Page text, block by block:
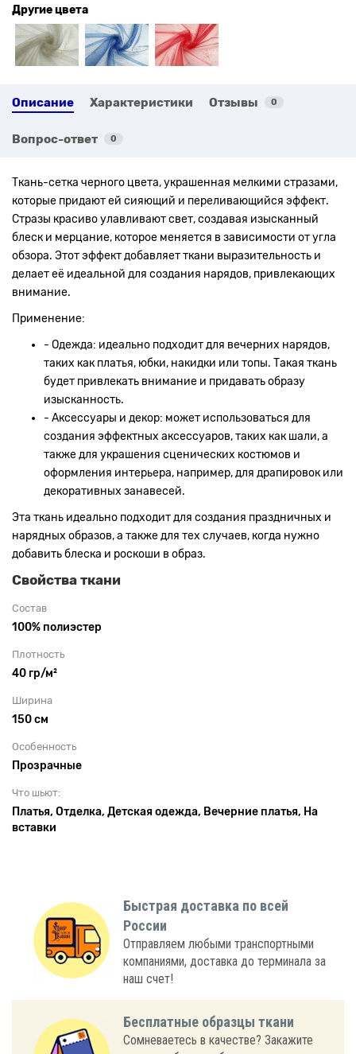
Другие цвета
Описание Характеристики Отзывы 0
Вопрос-ответ 0
Ткань-сетка черного цвета, украшенная мелкими стразами,
которые придают ей сияющий и переливающийся эффект.
Стразы красиво улавливают свет, создавая изысканный
блеск и мерцание, которое меняется в зависимости от угла
обзора. Этот эффект добавляет ткани выразительность и
делает её идеальной для создания нарядов, привлекающих
внимание.
Применение:
- Одежда: идеально подходит для вечерних нарядов,
таких как платья, юбки, накидки или топы. Такая ткань
будет привлекать внимание и придавать образу
изысканность.
- Аксессуары и декор: может использоваться для
создания эффектных аксессуаров, таких как шали, а
также для украшения сценических костюмов и
оформления интерьера, например, для драпировок или
декоративных занавесей.
Эта ткань идеально подходит для создания праздничных и
нарядных образов, а также для тех случаев, когда нужно
добавить блеска и роскоши в образ.
Свойства ткани
Состав
100% полиэстер
Плотность
40 гр/м²
Ширина
150 см
Особенность
Прозрачные
Что шьют:
Платья, Отделка, Детская одежда, Вечерние платья, На
вставки
Быстрая доставка по всей
России
Отправляем любыми транспортными
компаниями, доставка до терминала за
наш счет!
Бесплатные образцы ткани
Сомневаетесь в качестве? Закажите